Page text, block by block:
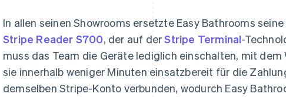
In allen seinen Showrooms ersetzte Easy Bathrooms
Stripe Reader S700, der auf derStripe Terminal-
muss das Team die Geräte lediglich einschalten, mit dem
sie innerhalb weniger Minuten einsatzbereit für die
demselben Stripe-Konto verbunden, wodurch Easy